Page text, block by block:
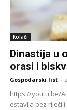
Kolači
Dinastija u
orasi i
Gospodarski list -
https://youtu.be/
ostavlja bez riječi